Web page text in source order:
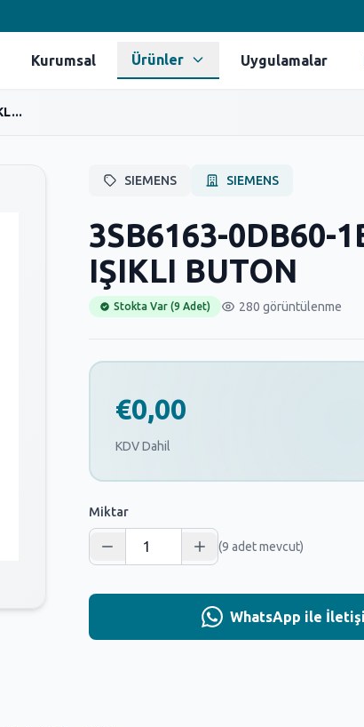
Kurumsal Ürünler Uygulamalar
SIEMENS SIEMENS
3SB6163-0DB60-
IŞIKLI BUTON
Stokta Var (9 Adet) 280 görüntülenme
€0,00
KDV Dahil
Miktar
(9 adet mevcut)
WhatsApp ile